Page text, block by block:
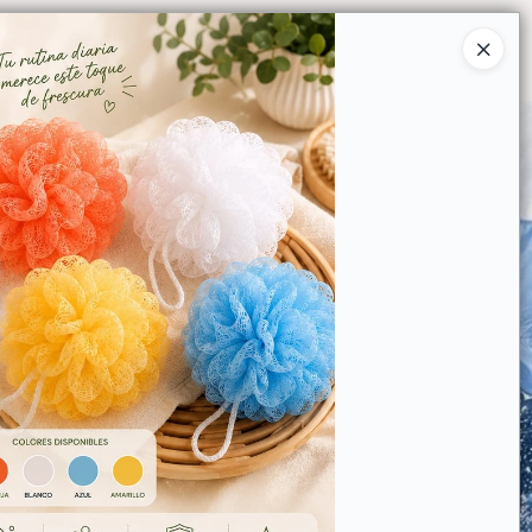
Ingresar a la Tienda
COMPRAR QUIÉNES SOMOS CONTACTO